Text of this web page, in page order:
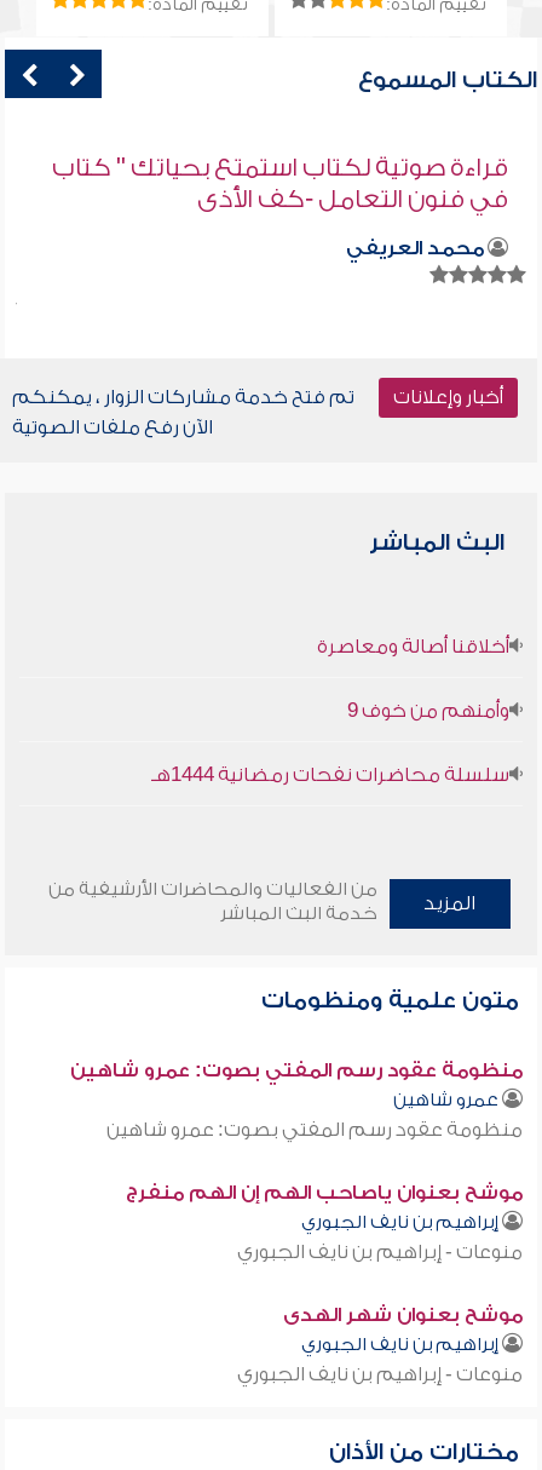
تقييم المادة: تقييم المادة:
الكتاب المسموع
قراءة صوتية لكتاب استمتع بحياتك " كتاب
في فنون التعامل -كف الأذى
محمد العريفي
أخبار وإعلانات
تم فتح خدمة مشاركات الزوار ، يمكنكم
الآن رفع ملفات الصوتية
البث المباشر
أخلاقنا أصالة ومعاصرة
وأمنهم من خوف 9
سلسلة محاضرات نفحات رمضانية 1444هـ
المزيد
من الفعاليات والمحاضرات الأرشيفية من
خدمة البث المباشر
متون علمية ومنظومات
منظومة عقود رسم المفتي بصوت: عمرو شاهين
عمرو شاهين
منظومة عقود رسم المفتي بصوت: عمرو شاهين
موشح بعنوان ياصاحب الهم إن الهم منفرج
إبراهيم بن نايف الجبوري
منوعات - إبراهيم بن نايف الجبوري
موشح بعنوان شهر الهدى
إبراهيم بن نايف الجبوري
منوعات - إبراهيم بن نايف الجبوري
مختارات من الأذان